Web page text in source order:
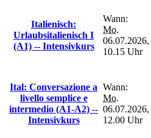
Italienisch:
Urlaubsitalienisch I
(A1) -- Intensivkurs
Wann:
Mo.
06.07.2026,
10.15 Uhr
Ital: Conversazione a
livello semplice e
intermedio (A1-A2) --
Intensivkurs
Wann:
Mo.
06.07.2026,
12.00 Uhr